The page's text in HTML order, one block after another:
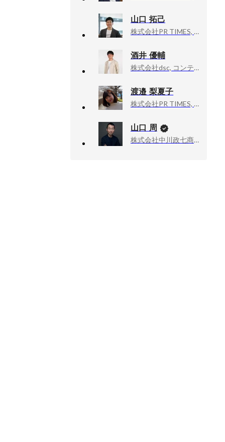
山口 拓己
株式会社PR TIMES, 代表取締役社長
酒井 優輔
株式会社dsc, コンテンツ事業部 ディレクター
渡邉 梨夏子
株式会社PR TIMES, PR TIMES事業ユニット メディアリレーションズグループ グループ長
山口 周
株式会社中川政七商店, 社外取締役